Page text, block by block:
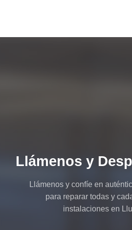
Llámenos y
Llámenos y confíe en
para reparar todas y
instalaciones en